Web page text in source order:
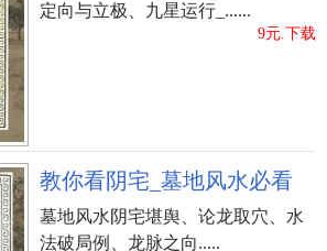
定向与立极、九星运行_......
9元.下载
教你看阴宅_墓地风水必看
墓地风水阴宅堪舆、论龙取穴、水
法破局例、龙脉之向.....